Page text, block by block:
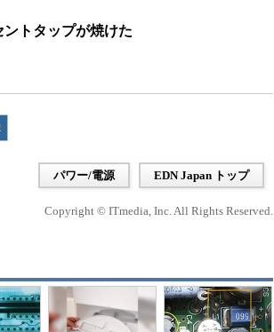
トタップが焼けた
パワー/電源 EDN Japan トップ
Copyright © ITmedia, Inc. All Rights Reserved.